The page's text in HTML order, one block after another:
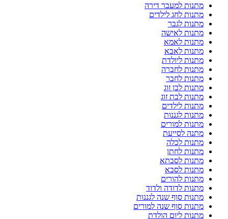
מתנות למעבר דירה
מתנות לחג לילדים
מתנות לגבר
מתנות לאישה
מתנות לאמא
מתנות לאבא
מתנות ליולדת
מתנות לחברה
מתנות לחבר
מתנות לבן זוג
מתנות לבת זוג
מתנות לילדים
מתנות לגננות
מתנות למורים
מתנה לסייעת
מתנות לכלה
מתנות לחתן
מתנות לסבתא
מתנות לסבא
מתנות להורים
מתנות לדודה ולדוד
מתנות סוף שנה לגננות
מתנות סוף שנה למורים
מתנות ליום הולדת